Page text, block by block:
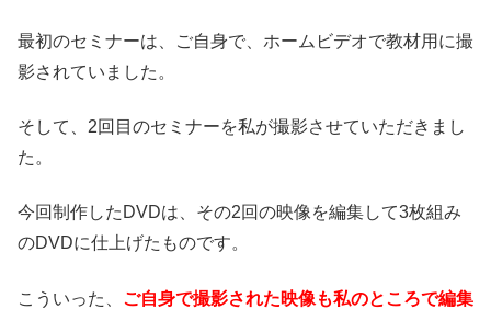
最初のセミナーは、ご自身で、ホームビデオで教材用に撮
影されていました。
そして、2回目のセミナーを私が撮影させていただきまし
た。
今回制作したDVDは、その2回の映像を編集して3枚組み
のDVDに仕上げたものです。
こういった、 ご自身で撮影された映像も私のところで編集